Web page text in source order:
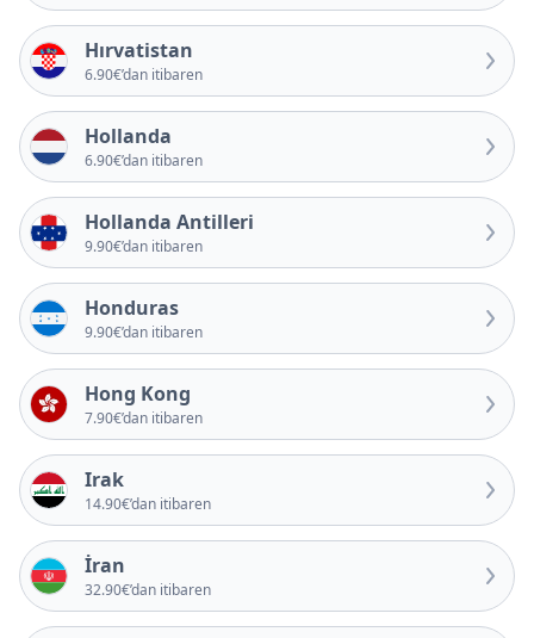
Hırvatistan
6.90€’dan itibaren
Hollanda
6.90€’dan itibaren
Hollanda Antilleri
9.90€’dan itibaren
Honduras
9.90€’dan itibaren
Hong Kong
7.90€’dan itibaren
Irak
14.90€’dan itibaren
İran
32.90€’dan itibaren